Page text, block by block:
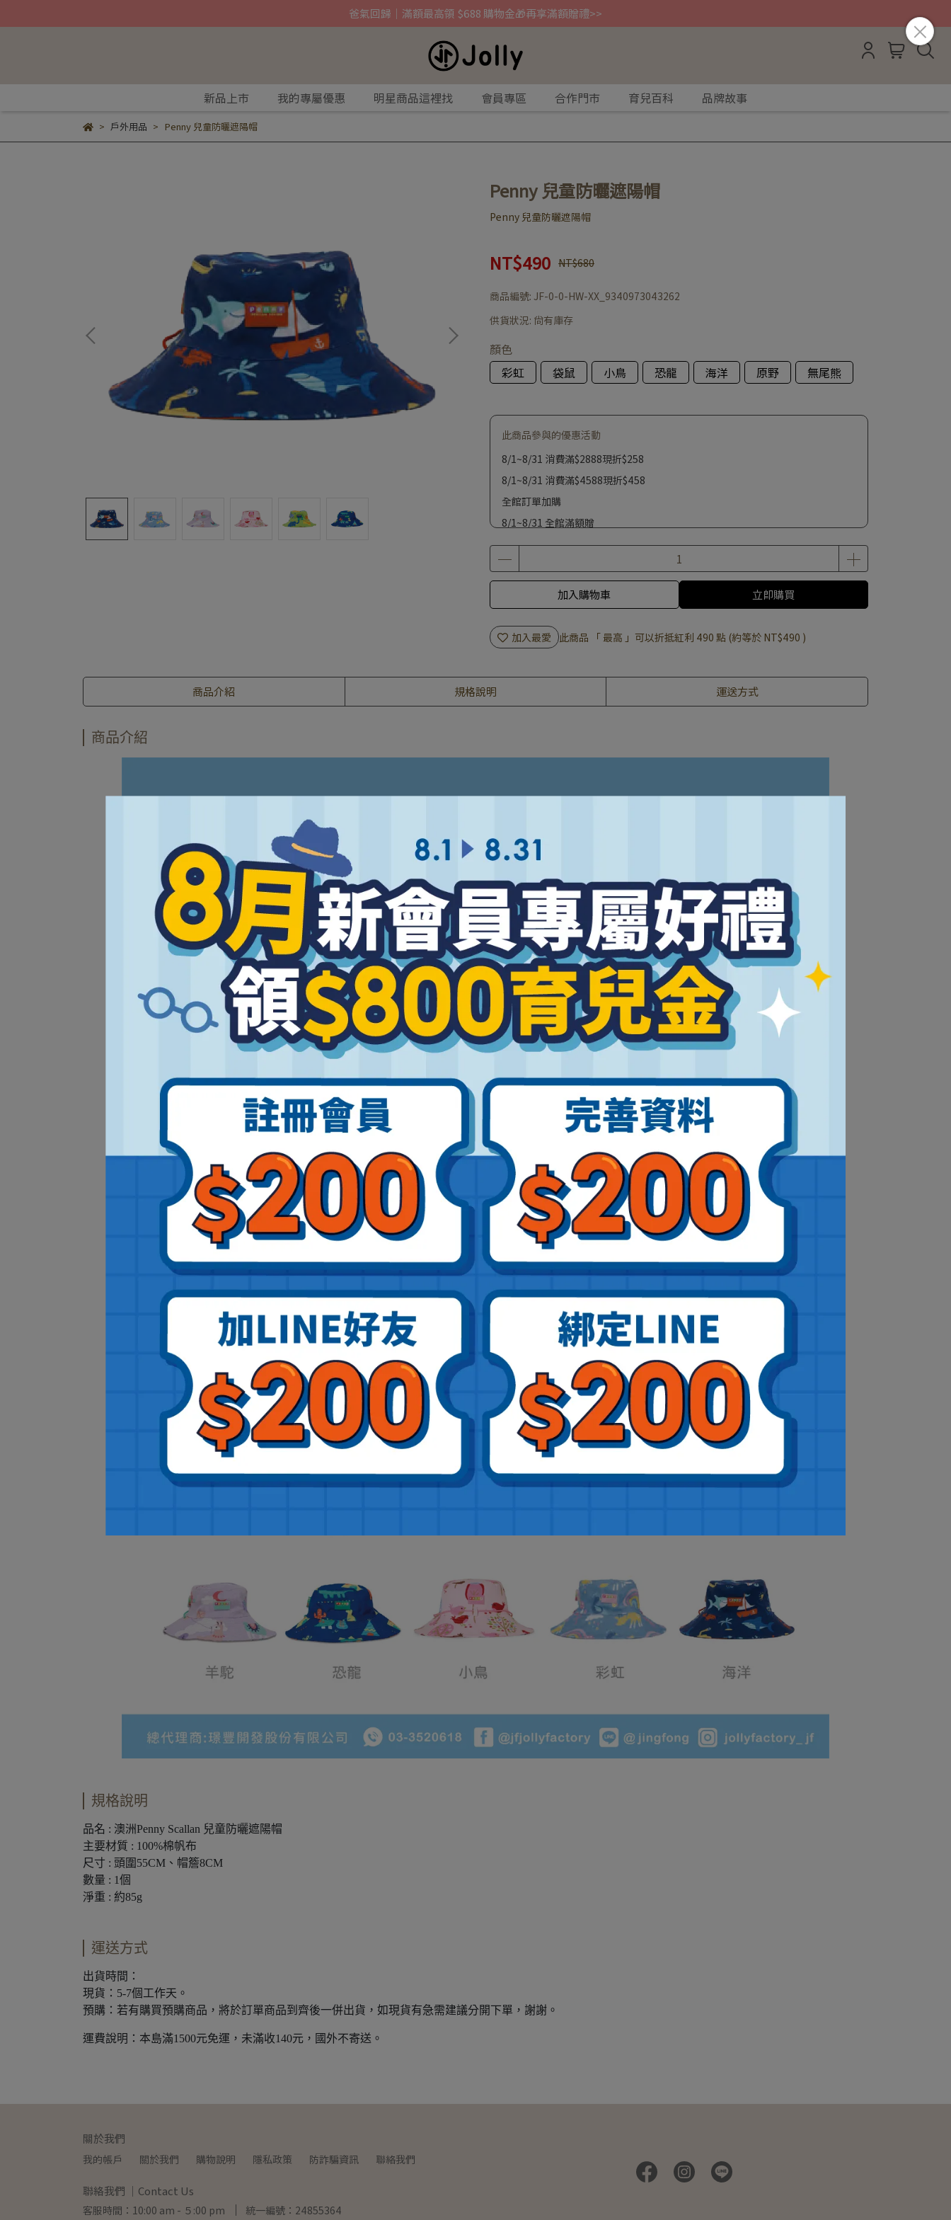
爸氣回歸｜滿額最高領 $688 購物金🎁再享滿額贈禮>>
新品上市 我的專屬優惠 明星商品這裡找 會員專區 合作門市 育兒百科 品牌故事
戶外用品 Penny 兒童防曬遮陽帽
Penny 兒童防曬遮陽帽
Penny 兒童防曬遮陽帽
NT$490 NT$680
商品編號: JF-0-0-HW-XX_9340973043262
供貨狀況: 尚有庫存
顏色
彩虹
袋鼠 小鳥 恐龍 海洋 原野 無尾熊
此商品參與的優惠活動
8/1~8/31 消費滿$2888現折$258
8/1~8/31 消費滿$4588現折$458
全館訂單加購
8/1~8/31 全館滿額贈
加入購物車 立即購買
加入最愛 此商品 「 最高 」可以折抵紅利 490 點 (約等於 NT$490 )
商品介紹 規格說明 運送方式
商品介紹
規格說明
品名 : 澳洲Penny Scallan 兒童防曬遮陽帽
主要材質 : 100%棉帆布
尺寸 : 頭圍55CM、帽簷8CM
數量 : 1個
淨重 : 約85g
運送方式
出貨時間：
現貨：5-7個工作天。
預購：若有購買預購商品，將於訂單商品到齊後一併出貨，如現貨有急需建議分開下單，謝謝。
運費說明：本島滿1500元免運，未滿收140元，國外不寄送。
關於我們
我的帳戶 關於我們 購物說明 隱私政策 防詐騙資訊 聯絡我們
聯絡我們 ｜Contact Us
客服時間：10:00 am - ５:00 pm 統一編號：24855364